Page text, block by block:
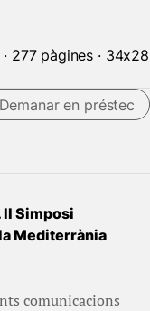
277 pàgines · 34x28
Demanar en préstec
Simposi
Mediterrània
comunicacions